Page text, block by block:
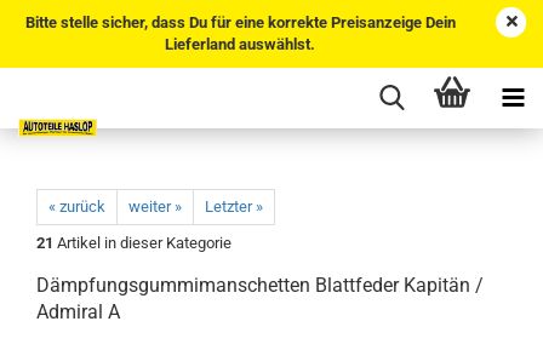
Bitte stelle sicher, dass Du für eine korrekte Preisanzeige Dein
Lieferland auswählst.
« zurück weiter »
Letzter »
21 Artikel in dieser Kategorie
Dämpfungsgummimanschetten Blattfeder Kapitän /
Admiral A